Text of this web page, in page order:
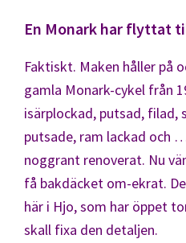
En Monark har flyttat
Faktiskt. Maken håller på
gamla Monark-cykel från
isärplockad, putsad, filad,
putsade, ram lackad
noggrant renoverat. Nu
få bakdäcket om-ekrat.
här i Hjo, som har öppet
skall fixa den detaljen.